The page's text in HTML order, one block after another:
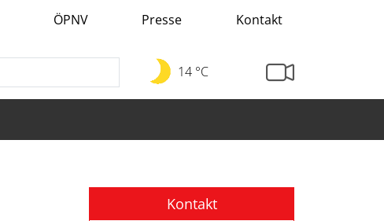
ÖPNV Presse Kontakt
14 °C
Kontakt